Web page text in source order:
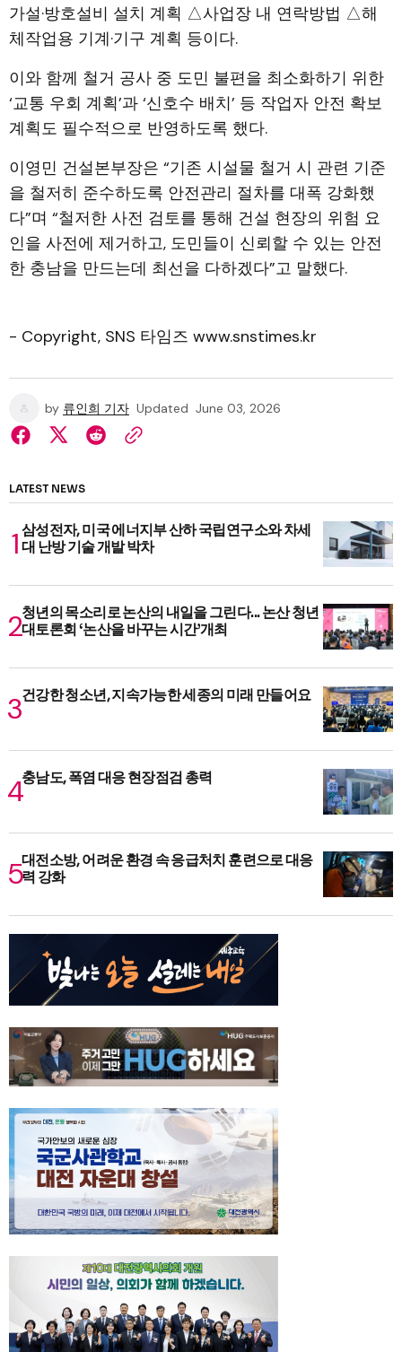
가설·방호설비 설치 계획 △사업장 내 연락방법 △해
체작업용 기계·기구 계획 등이다.
이와 함께 철거 공사 중 도민 불편을 최소화하기 위한
‘교통 우회 계획’과 ‘신호수 배치’ 등 작업자 안전 확보
계획도 필수적으로 반영하도록 했다.
이영민 건설본부장은 “기존 시설물 철거 시 관련 기준
을 철저히 준수하도록 안전관리 절차를 대폭 강화했
다”며 “철저한 사전 검토를 통해 건설 현장의 위험 요
인을 사전에 제거하고, 도민들이 신뢰할 수 있는 안전
한 충남을 만드는데 최선을 다하겠다”고 말했다.
- Copyright, SNS 타임즈 www.snstimes.kr
by 류인희 기자 Updated June 03, 2026
LATEST NEWS
삼성전자, 미국 에너지부 산하 국립연구소와 차세
대 난방 기술 개발 박차
청년의 목소리로 논산의 내일을 그린다... 논산 청년
대토론회 ‘논산을 바꾸는 시간’개최
건강한 청소년, 지속가능한 세종의 미래 만들어요
충남도, 폭염 대응 현장점검 총력
대전소방, 어려운 환경 속 응급처치 훈련으로 대응
력 강화